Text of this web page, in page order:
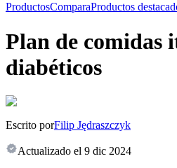
ProductosComparaProductos
Plan de comidas
diabéticos
Escrito porFilip Jędraszczyk
Actualizado el 9 dic 2024